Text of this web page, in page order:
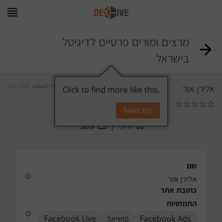
מרצים ומורים פרטיים לדיגיטל
בישראל
אלירן אור
☆
☆
☆
☆
☆
0 תגובות
תייג עקוב
שם
אלירן אור
כתובת אתר
התמחויות
Facebook Ads
סושיאל
Facebook Live
Click to find more like this.
Next tip